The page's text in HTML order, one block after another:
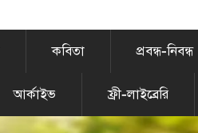
কবিতা প্রবন্ধ-নিবন্ধ
আর্কাইভ ফ্রী-লাইব্রেরি